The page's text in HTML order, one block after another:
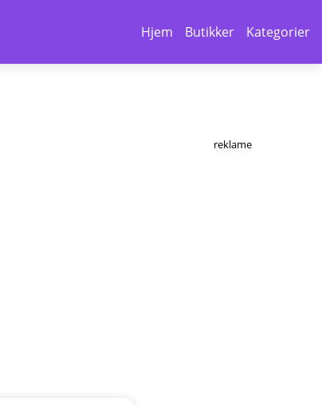
Hjem Butikker Kategorier
reklame